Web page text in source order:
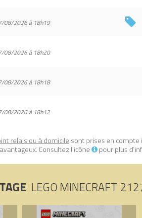
08/2026 à 18h19
08/2026 à 18h20
08/2026 à 18h18
08/2026 à 18h12
relais ou à domicile sont prises en compte
avantageux. Consultez l'icône
pour plus
LEGO MINECRAFT